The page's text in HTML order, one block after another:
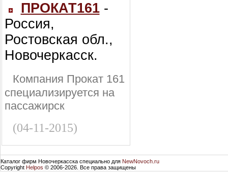
ПРОКАТ161-
Россия,
Ростовская обл.,
Новочеркасск.
Компания Прокат 161
специализируется на
пассажирск
(04-11-2015)
Каталог фирм Новочеркасска специально для NewNovoch.ru
Copyright Helpos © 2006-2026. Все права защищены